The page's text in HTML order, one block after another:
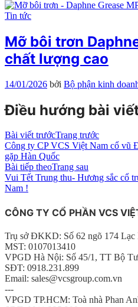
Tin tức
Mỡ bôi trơn
chất lượng cao
14/01/2026 bởi Bộ phận kinh
Điều hướng bài
Bài viết trướcTrang trước
Công ty CP VCS Việt Nam cổ vũ
gặp Hàn Quốc
Bài tiếp theoTrang sau
Vui Tết Trung thu- Hương sắc cổ
Nam !
CÔNG TY CỔ PHẦN VCS
Trụ sở ĐKKD: Số 62 ngõ 174
MST: 0107013410
VPGD Hà Nội: Số 45/1, TT Bộ
SĐT: 0918.231.899
Email: sales@vcsgroup.com.vn
---
VPGD TP.HCM: Toà nhà Phan